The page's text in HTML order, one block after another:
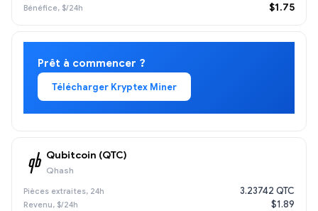
$1.75
Prêt à commencer ?
Télécharger Kryptex Miner
Qubitcoin (QTC)
Qhash
3.23742 QTC
$1.89